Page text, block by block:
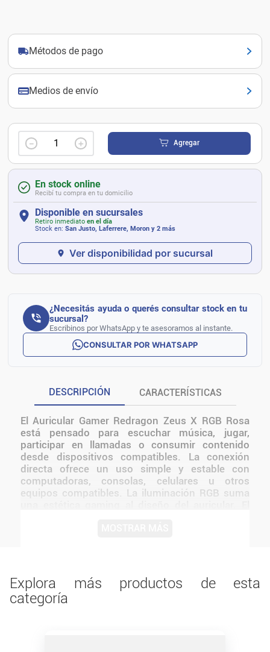
Métodos de pago
Medios de envío
＋
－ Agregar
En stock online
Recibí tu compra en tu domicilio
Disponible en sucursales
Retiro inmediato en el día
Stock en: San Justo, Laferrere, Moron y 2 más
Ver disponibilidad por sucursal
¿Necesitás ayuda o querés consultar stock en tu
sucursal?
Escribinos por WhatsApp y te asesoramos al instante.
CONSULTAR POR WHATSAPP
DESCRIPCIÓN CARACTERÍSTICAS
El Auricular Gamer Redragon Zeus X RGB Rosa
está pensado para escuchar música, jugar,
participar en llamadas o consumir contenido
desde dispositivos compatibles. La conexión
directa ofrece un uso simple y estable con
computadoras, consolas, celulares u otros
equipos compatibles. La iluminación RGB suma
coherente con la línea y facilita integrarlo a
distintos tipos de setups.
Explora más productos de esta
categoría